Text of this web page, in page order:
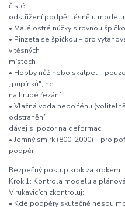
čisté
odstřižení podpěr těsně u modelu
• Malé ostré nůžky s rovnou
• Pinzeta se špičkou – pro
v těsných
místech
• Hobby nůž nebo skalpel –
„pupínků", ne
na hrubé řezání
• Vlažná voda nebo fénu
odstranění,
dávej si pozor na deformaci
• Jemný smirk (800–2000) – pro
podpěr
Bezpečný postup krok za krokem
Krok 1: Kontrola modelu a
V rukavicích zkontroluj:
• Kde podpěry skutečně nesou